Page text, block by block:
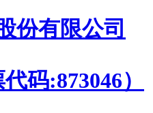
码:873046）